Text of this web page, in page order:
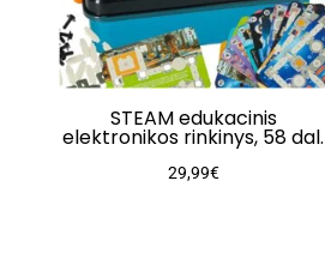
STEAM edukacinis
elektronikos rinkinys, 58 dal.
29,99€